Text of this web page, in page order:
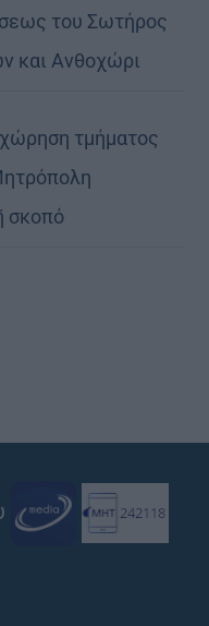
του Σωτήρος
και Ανθοχώρι
τμήματος
σκοπό